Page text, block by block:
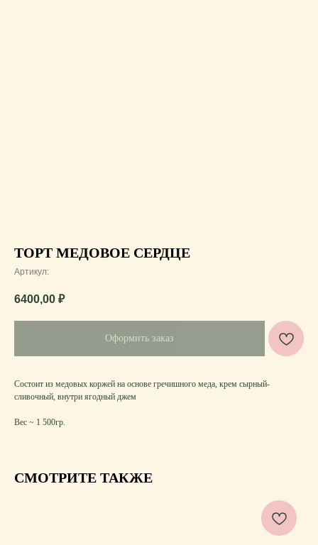
ТОРТ МЕДОВОЕ СЕРДЦЕ
Артикул:
6400,00 ₽
Оформить заказ
Состоит из медовых коржей на основе гречишного меда, крем сырный-
сливочный, внутри ягодный джем
Вес ~ 1 500гр.
СМОТРИТЕ ТАКЖЕ